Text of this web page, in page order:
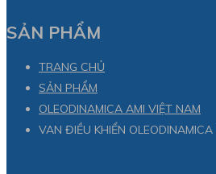
SẢN PHẨM
TRANG CHỦ
SẢN PHẨM
OLEODINAMICA AMI VIỆT NAM
VAN ĐIỀU KHIỂN